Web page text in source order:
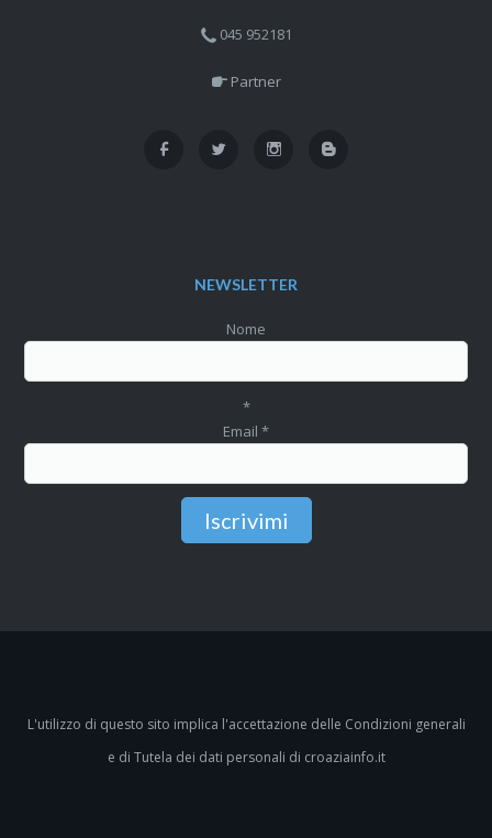
045 952181
Partner
NEWSLETTER
Nome
*
Email *
L'utilizzo di questo sito implica l'accettazione delle Condizioni generali
e di Tutela dei dati personali di croaziainfo.it